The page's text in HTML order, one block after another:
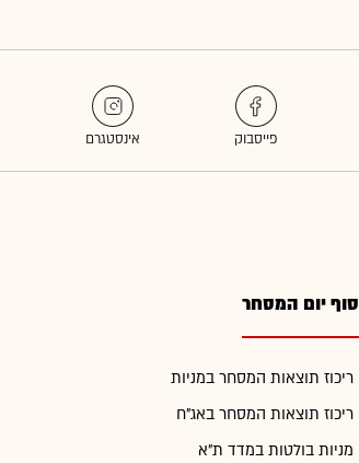
סוף יום המסחר
ריכוז תוצאות המסחר במניות
ריכוז תוצאות המסחר באג"ח
מניות בולטות במדד ת"א